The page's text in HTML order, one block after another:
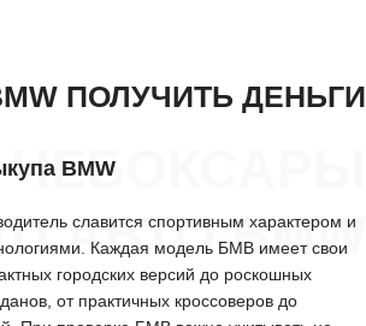
ЧЕБОКСАРЫ
АВТО BMW
ПОЛУЧИТЬ ДЕНЬГИ
BMW
славится спортивным характером и
Каждая модель БМВ имеет свои
городских версий до роскошных
от практичных кроссоверов до